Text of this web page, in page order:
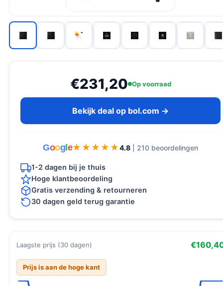
€231,20 Op voorraad
Bekijk deal op bol.com →
Goog e★★★★★
★★★★★ 4.8 | 210 beoordelingen
1-2 dagen bij je thuis
Hoge klantbeoordeling
Gratis verzending & retourneren
30 dagen geld terug garantie
Laagste prijs (30 dagen)
Prijs is aan de hoge kant